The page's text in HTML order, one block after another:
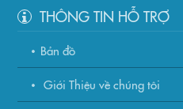
THÔNG TIN HỖ TRỢ
Bản đồ
Giới Thiệu về chúng tôi